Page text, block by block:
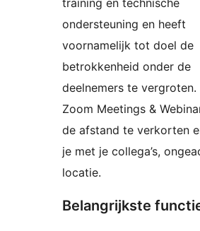
training en technische
ondersteuning en heeft
voornamelijk tot doel de
betrokkenheid onder de
deelnemers te vergroten.
Zoom Meetings &
de afstand te verkorten
je met je collega’s,
locatie.
Belangrijkste